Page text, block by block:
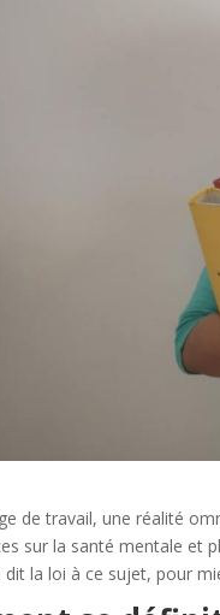
de travail, une réalité
sur la santé mentale et
dit la loi à ce sujet, pour